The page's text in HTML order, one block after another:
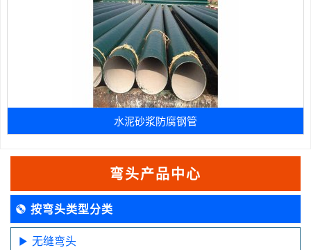
水泥砂浆防腐钢管
弯头产品中心
按弯头类型分类
无缝弯头